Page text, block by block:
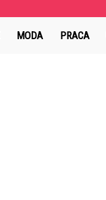
MODA PRACA